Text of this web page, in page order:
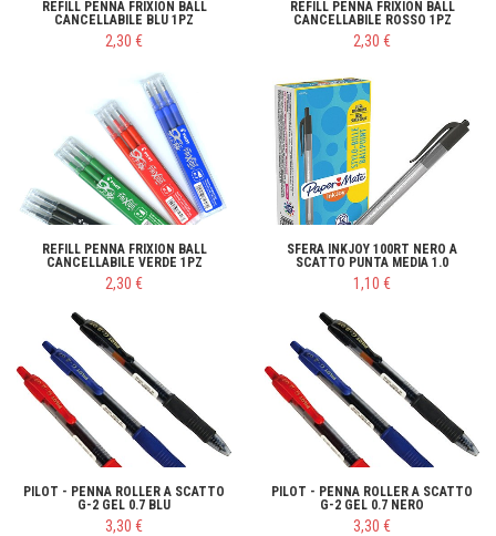
REFILL PENNA FRIXION BALL
CANCELLABILE BLU 1PZ
2,30 €
REFILL PENNA FRIXION BALL
CANCELLABILE ROSSO 1PZ
2,30 €
REFILL PENNA FRIXION BALL
CANCELLABILE VERDE 1PZ
2,30 €
SFERA INKJOY 100RT NERO A
SCATTO PUNTA MEDIA 1.0
1,10 €
PILOT - PENNA ROLLER A SCATTO
G-2 GEL 0.7 BLU
3,30 €
PILOT - PENNA ROLLER A SCATTO
G-2 GEL 0.7 NERO
3,30 €